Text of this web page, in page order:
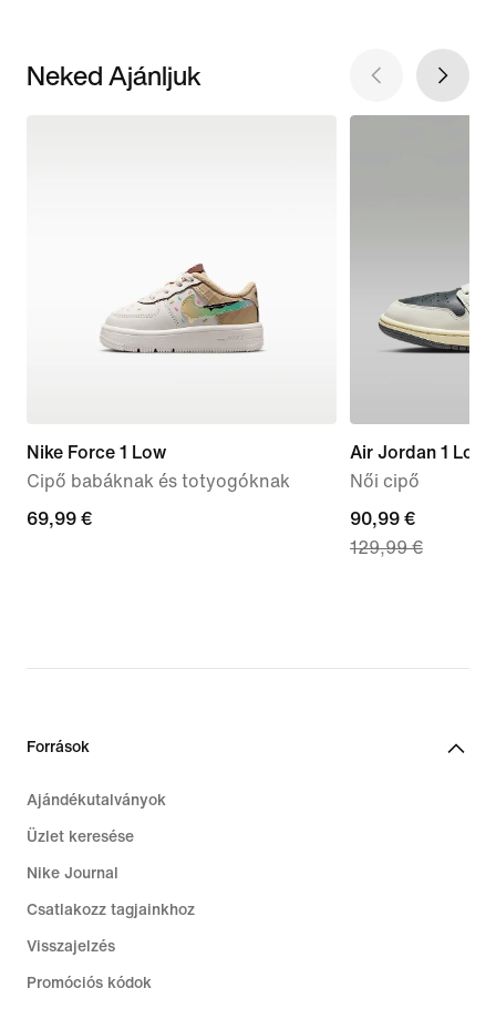
Neked Ajánljuk
Nike Force 1 Low
Cipő babáknak és totyogóknak
69,99
69,99 €
Air Jordan 1 Low
Női cipő
current
price
price
90,99 €
129,99 €
Források
Ajándékutalványok
Üzlet keresése
Nike Journal
Csatlakozz tagjainkhoz
Visszajelzés
Promóciós kódok